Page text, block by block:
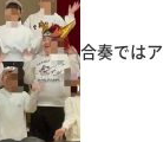
合奏では